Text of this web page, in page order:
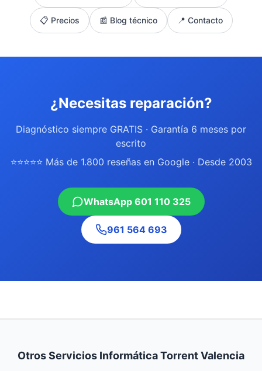
📋 Precios 📰 Blog técnico 📍 Contacto
¿Necesitas reparación?
Diagnóstico siempre GRATIS · Garantía 6 meses por
escrito
⭐⭐⭐⭐⭐ Más de 1.800 reseñas en Google · Desde 2003
WhatsApp 601 110 325
961 564 693
Otros Servicios Informática Torrent Valencia